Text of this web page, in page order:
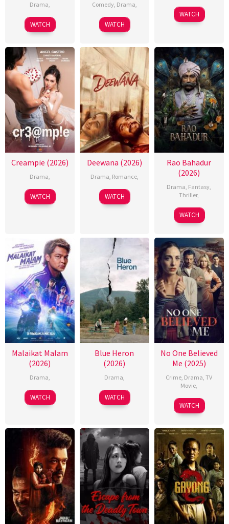
Drama,
WATCH
Comedy, Drama,
WATCH
WATCH
Creampie (2026)
Drama,
WATCH
Deewana (2026)
Drama, Romance,
WATCH
Rao Bahadur
(2026)
Drama, Fantasy,
Thriller,
WATCH
Malaikat Malam
(2026)
Drama,
WATCH
Blue Heron
(2026)
Drama,
WATCH
No One Believed
Me (2025)
Crime, Drama,TV
Movie,
WATCH